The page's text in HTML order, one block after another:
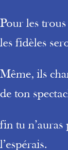
Pour les
les fidèles
Même, ils
de ton
fin tu n’auras
l’espérais.